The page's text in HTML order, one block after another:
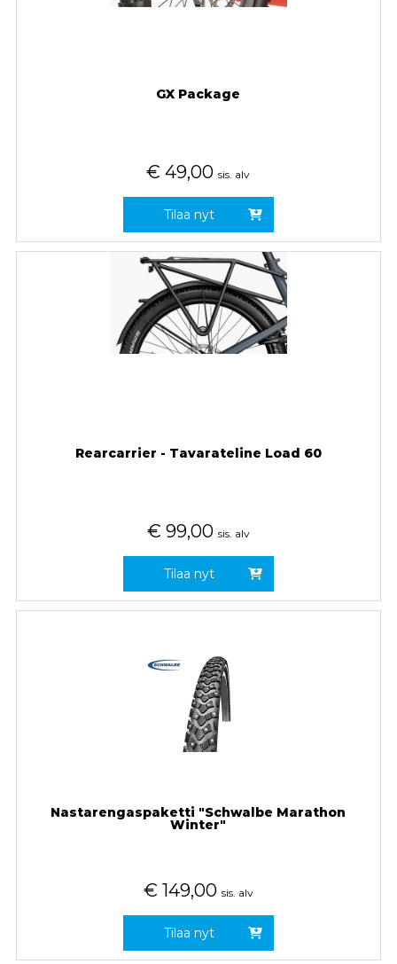
GX Package
€ 49,00 sis. alv
Tilaa nyt
Rearcarrier - Tavarateline Load 60
€ 99,00 sis. alv
Tilaa nyt
Nastarengaspaketti "Schwalbe Marathon
Winter"
€ 149,00 sis. alv
Tilaa nyt